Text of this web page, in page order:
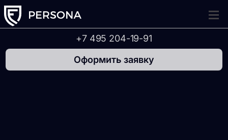
+7 495 204-19-91
Оформить заявку